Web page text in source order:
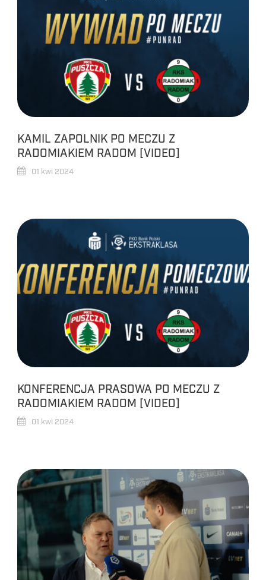
KAMIL ZAPOLNIK PO MECZU Z
RADOMIAKIEM RADOM [VIDEO]
01 kwi 2024
KONFERENCJA PRASOWA PO MECZU Z
RADOMIAKIEM RADOM [VIDEO]
01 kwi 2024